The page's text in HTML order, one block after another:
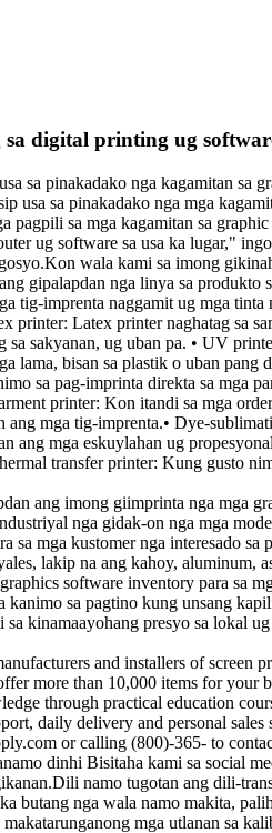
digital printing ug
sa pinakadako nga kagamitan sa
sa pinakadako nga mga
sa mga kagamitan sa
ug software sa usa ka lugar,"
wala kami sa imong
gipalapdan nga linya sa
imprenta naggamit ug mga tinta
printer: Latex printer naghatag sa
sakyanan, ug uban pa. • UV
lama, bisan sa plastik o uban
sa pag-imprinta direkta sa mga
printer: Kon itandi sa mga
mga tig-imprenta.• Dye-
ang mga eskuylahan ug
transfer printer: Kung gusto
imong giimprinta nga mga
nga gidak-on nga mga
mga kustomer nga interesado
lakip na ang kahoy, aluminum,
software inventory para sa
sa pagtino kung unsang
kinamaayohang presyo sa lokal
and installers of screen
more than 10,000 items for your
through practical education
daily delivery and personal
or calling (800)-365- to
dinhi Bisitaha kami sa social
namo tugotan ang dili-
butang nga wala namo makita,
mga utlanan sa